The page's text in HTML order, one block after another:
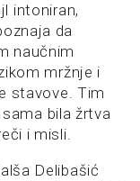
intoniran,
da
naučnim
mržnje i
stavove. Tim
bila žrtva
i misli.
Delibašić